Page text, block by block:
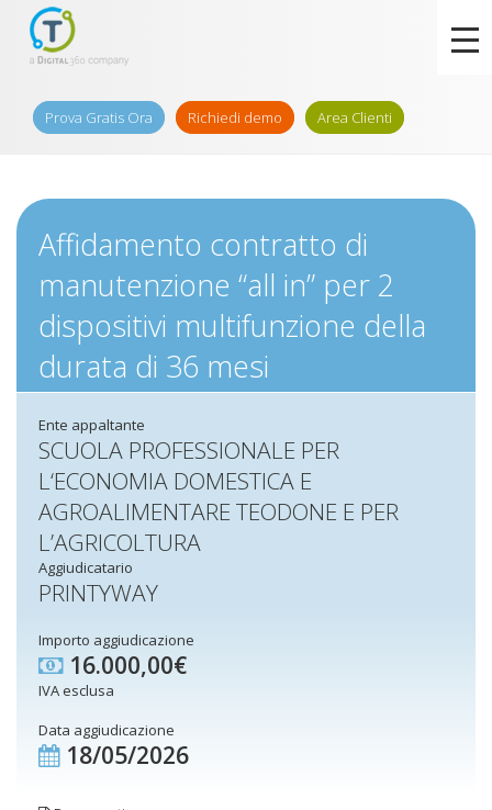
Prova Gratis Ora Richiedi demo Area Clienti
Affidamento contratto di
manutenzione “all in” per 2
dispositivi multifunzione della
durata di 36 mesi
Ente appaltante
SCUOLA PROFESSIONALE PER
L‘ECONOMIA DOMESTICA E
AGROALIMENTARE TEODONE E PER
L’AGRICOLTURA
Aggiudicatario
PRINTYWAY
Importo aggiudicazione
16.000,00€
IVA esclusa
Data aggiudicazione
18/05/2026